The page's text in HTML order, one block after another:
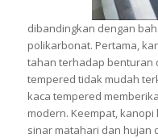
dibandingkan dengan
polikarbonat. Pertama,
tahan terhadap benturan
tempered tidak mudah
kaca tempered
modern. Keempat,
sinar matahari dan hujan